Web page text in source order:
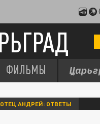
ФИЛЬМЫ
ОТЕЦ АНДРЕЙ: ОТВЕТЫ